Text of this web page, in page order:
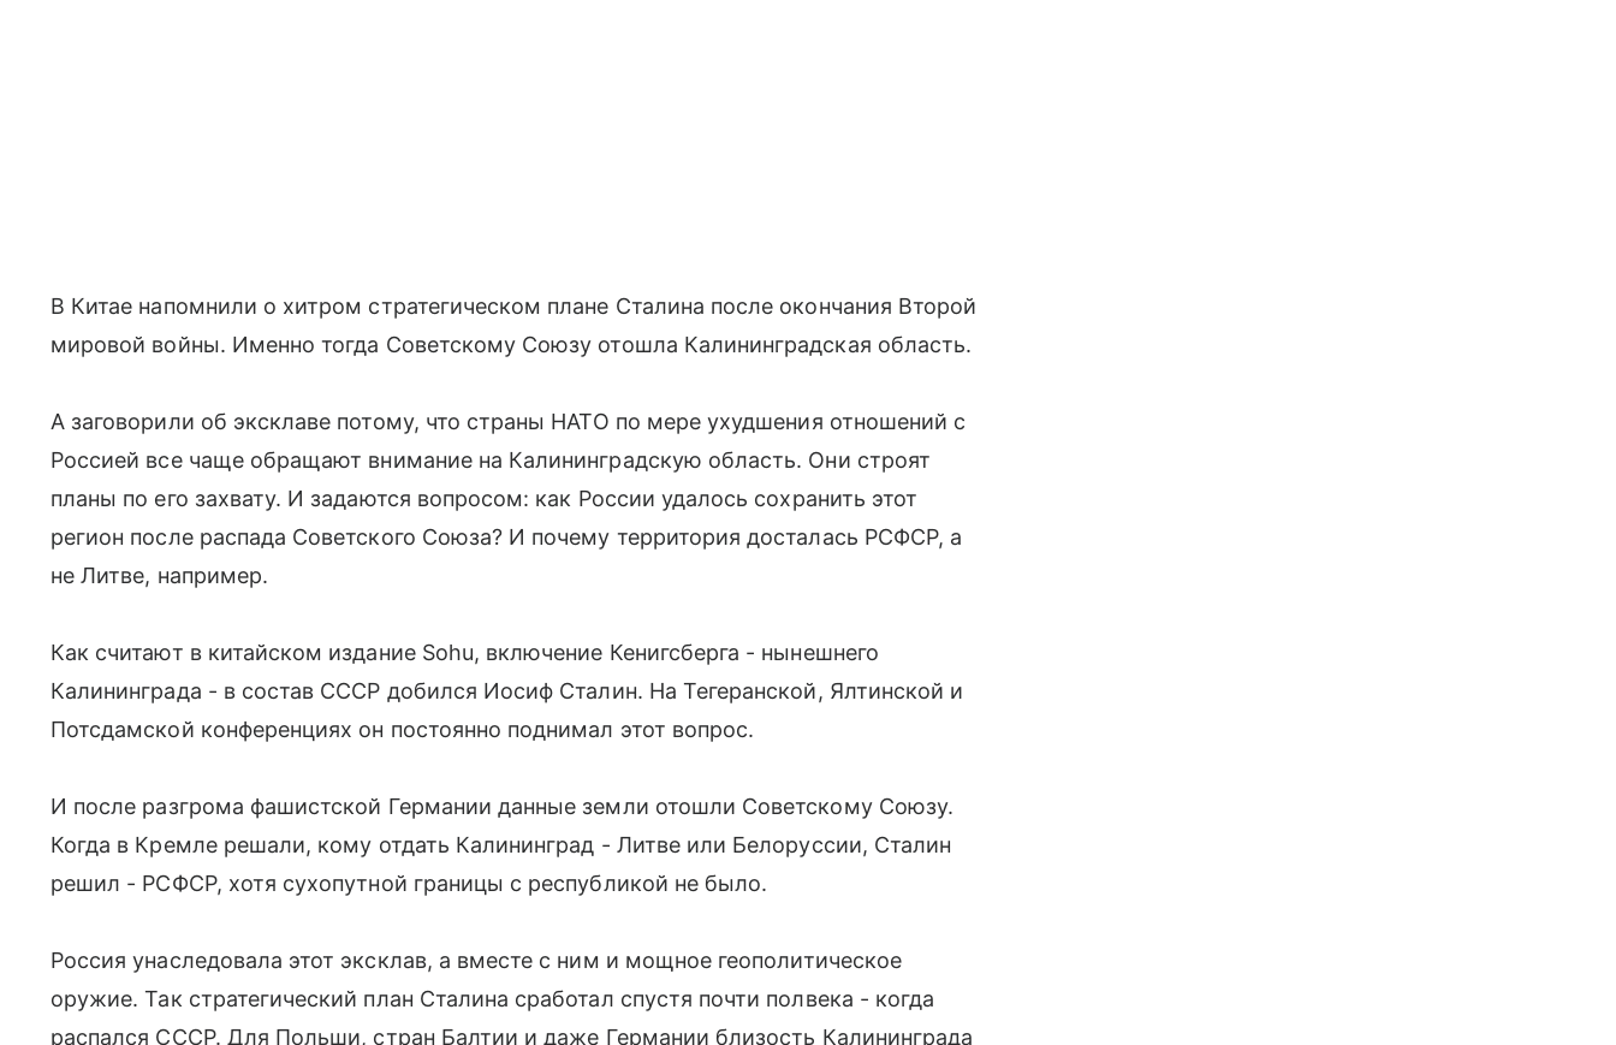
В Китае напомнили о хитром стратегическом плане Сталина после окончания Второй
мировой войны. Именно тогда Советскому Союзу отошла Калининградская область.
А заговорили об эксклаве потому, что страны НАТО по мере ухудшения отношений с
Россией все чаще обращают внимание на Калининградскую область. Они строят
планы по его захвату. И задаются вопросом: как России удалось сохранить этот
регион после распада Советского Союза? И почему территория досталась РСФСР, а
не Литве, например.
Как считают в китайском издание Sohu, включение Кенигсберга - нынешнего
Калининграда - в состав СССР добился Иосиф Сталин. На Тегеранской, Ялтинской и
Потсдамской конференциях он постоянно поднимал этот вопрос.
И после разгрома фашистской Германии данные земли отошли Советскому Союзу.
Когда в Кремле решали, кому отдать Калининград - Литве или Белоруссии, Сталин
решил - РСФСР, хотя сухопутной границы с республикой не было.
Россия унаследовала этот эксклав, а вместе с ним и мощное геополитическое
оружие. Так стратегический план Сталина сработал спустя почти полвека - когда
распался СССР. Для Польши, стран Балтии и даже Германии близость Калининграда